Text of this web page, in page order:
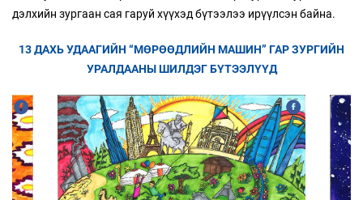
дэлхийн зургаан сая гаруй хүүхэд бүтээлээ ирүүлсэн байна.
13 ДАХЬ УДААГИЙН “МӨРӨӨДЛИЙН МАШИН” ГАР ЗУРГИЙН
УРАЛДААНЫ ШИЛДЭГ БҮТЭЭЛҮҮД